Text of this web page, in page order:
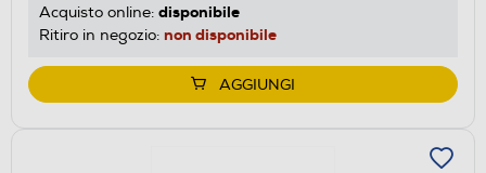
Acquisto online: disponibile
Ritiro in negozio: non disponibile
AGGIUNGI